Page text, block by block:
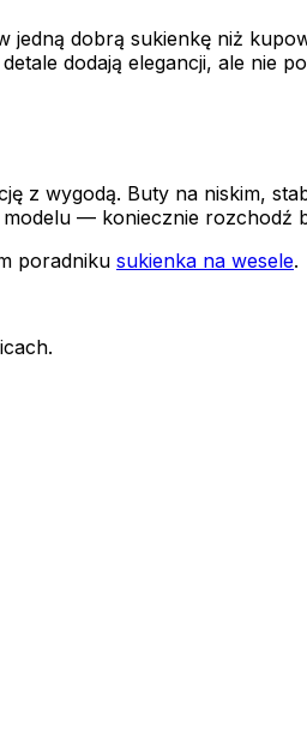
dobrą sukienkę niż
dodają elegancji, ale
z wygodą. Buty na niskim,
— koniecznie rozchodź
poradniku sukienka na wesele.